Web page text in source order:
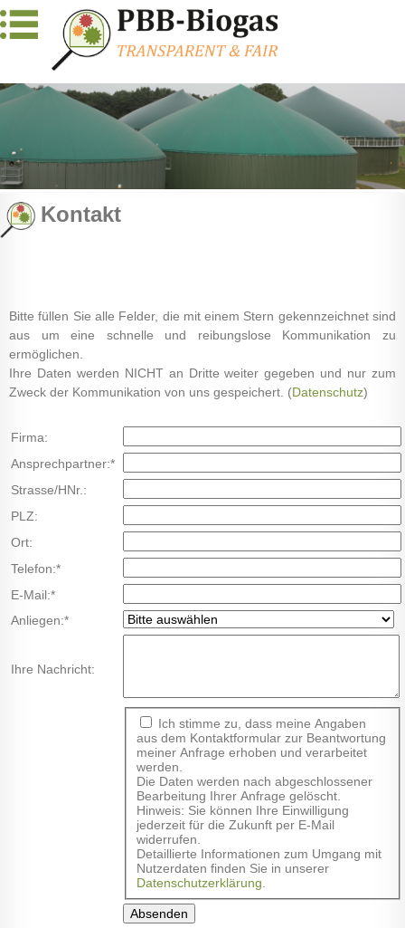
Kontakt
Bitte füllen Sie alle Felder, die mit einem Stern gekennzeichnet sind
aus um eine schnelle und reibungslose Kommunikation zu
ermöglichen.
Ihre Daten werden NICHT an Dritte weiter gegeben und nur zum
Zweck der Kommunikation von uns gespeichert. (Datenschutz)
Firma:
Pflichtfeld
Ansprechpartner:*
Strasse/HNr.:
PLZ:
Ort:
Pflichtfeld
Telefon:*
Pflichtfeld
E-Mail:*
Pflichtfeld
Anliegen:*
Ihre Nachricht:
Ich stimme zu, dass meine Angaben
aus dem Kontaktformular zur Beantwortung
meiner Anfrage erhoben und verarbeitet
werden.
Die Daten werden nach abgeschlossener
Bearbeitung Ihrer Anfrage gelöscht.
Hinweis: Sie können Ihre Einwilligung
jederzeit für die Zukunft per E-Mail
widerrufen.
Detaillierte Informationen zum Umgang mit
Nutzerdaten finden Sie in unserer
Datenschutzerklärung